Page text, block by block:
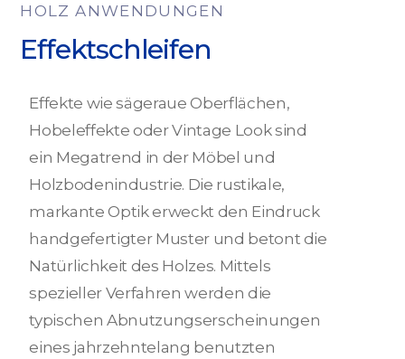
HOLZ ANWENDUNGEN
Effektschleifen
Effekte wie sägeraue Oberflächen,
Hobeleffekte oder Vintage Look sind
ein Megatrend in der Möbel und
Holzbodenindustrie. Die rustikale,
markante Optik erweckt den Eindruck
handgefertigter Muster und betont die
Natürlichkeit des Holzes. Mittels
spezieller Verfahren werden die
typischen Abnutzungserscheinungen
eines jahrzehntelang benutzten